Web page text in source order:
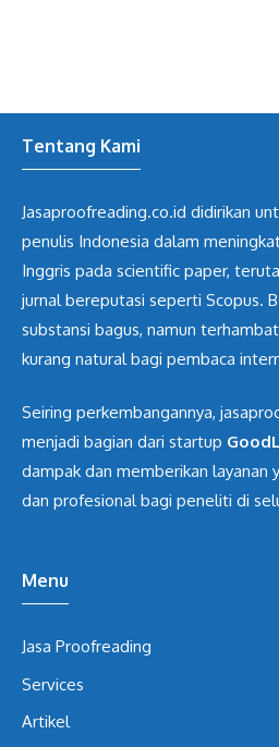
Tentang Kami
Jasaproofreading.co.id didirikan
penulis Indonesia dalam
Inggris pada scientific paper,
jurnal bereputasi seperti Scopus.
substansi bagus, namun
kurang natural bagi pembaca
Seiring perkembangannya,
menjadi bagian dari startup
dampak dan memberikan layanan
dan profesional bagi peneliti di
Menu
Jasa Proofreading
Services
Artikel